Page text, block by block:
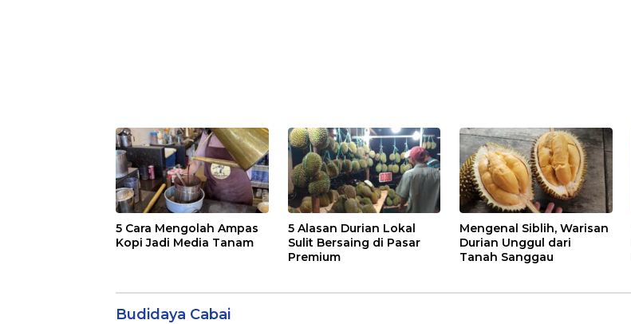
5 Cara Mengolah Ampas
Kopi Jadi Media Tanam
5 Alasan Durian Lokal
Sulit Bersaing di Pasar
Premium
Mengenal Siblih, Warisan
Durian Unggul dari
Tanah Sanggau
Budidaya Cabai